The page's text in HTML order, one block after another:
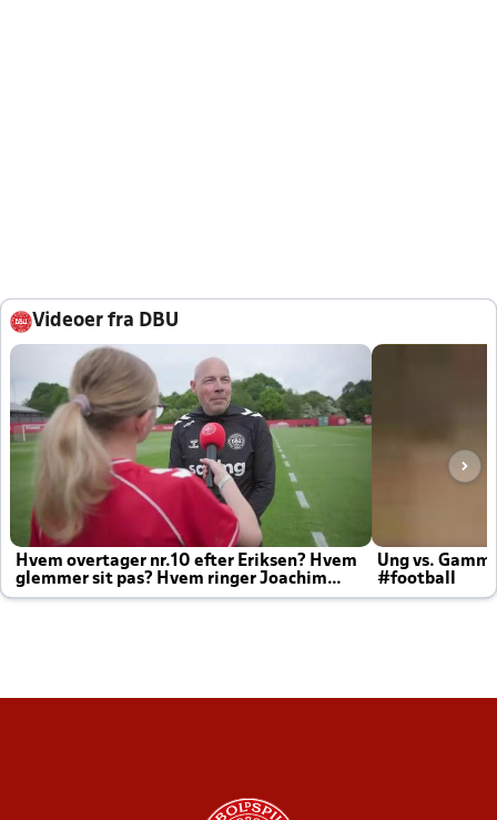
Videoer fra DBU
Hvem overtager nr.10 efter Eriksen? Hvem
glemmer sit pas? Hvem ringer Joachim
altid til efter kampe?
Ung vs.
#football